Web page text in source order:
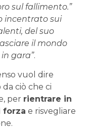
sul fallimento.”
incentrato sui
del suo
il mondo
gara”.
vuol dire
ciò che ci
per rientrare in
forza e risvegliare